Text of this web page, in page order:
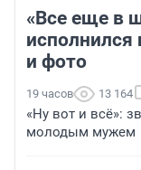
«Все еще в
исполнился
и фото
19 часов 13 164
«Ну вот и всё»:
молодым мужем